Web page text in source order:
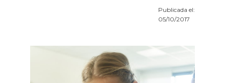
Publicada el:
05/10/2017